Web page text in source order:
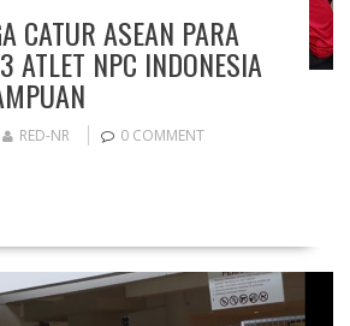
CATUR ASEAN PARA
ATLET NPC INDONESIA
RED-NR 0 COMMENT